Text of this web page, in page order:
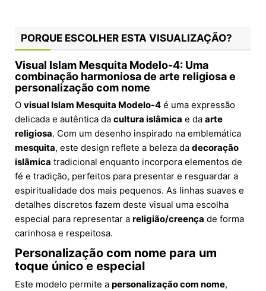
PORQUE ESCOLHER ESTA VISUALIZAÇÃO?
Visual Islam Mesquita Modelo-4: Uma
combinação harmoniosa de arte religiosa e
personalização com nome
O visual Islam Mesquita Modelo-4 é uma expressão
delicada e autêntica da cultura islâmica e da arte
religiosa. Com um desenho inspirado na emblemática
mesquita, este design reflete a beleza da decoração
islâmica tradicional enquanto incorpora elementos de
fé e tradição, perfeitos para presentar e resguardar a
espiritualidade dos mais pequenos. As linhas suaves e
detalhes discretos fazem deste visual uma escolha
especial para representar a religião/creença de forma
carinhosa e respeitosa.
Personalização com nome para um
toque único e especial
Este modelo permite a personalização com nome,